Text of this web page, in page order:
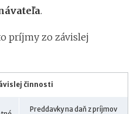
.
príjmy zo závislej
činnosti
Preddavky na daň z príjmov